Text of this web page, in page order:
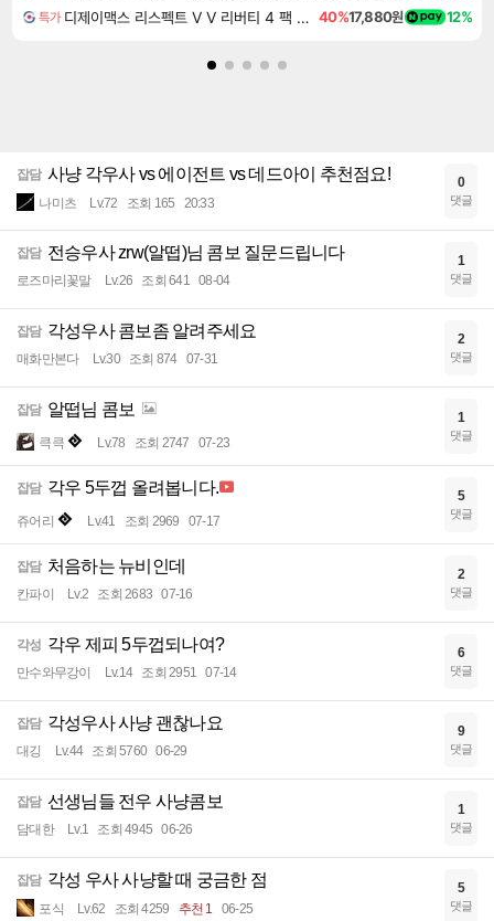
특가 디제이맥스 리스펙트 V V 리버티 4 팩 DJMAX RESPECT V V Liberty 4 Pack DLC 40%17,880원 12%
잡담 사냥 각우사 vs 에이전트 vs 데드아이 추천점요!
나미츠 Lv.72 조회 165 20:33
0
댓글
잡담 전승우사 zrw(알떱)님 콤보 질문드립니다
로즈마리꽃말 Lv.26 조회 641 08-04
1
댓글
잡담 각성우사 콤보좀 알려주세요
매화만본다 Lv.30 조회 874 07-31
2
댓글
잡담 알떱님 콤보
큭큭 Lv.78 조회 2747 07-23
1
댓글
잡담 각우 5두껍 올려봅니다.
쥬어리 Lv.41 조회 2969 07-17
5
댓글
잡담 처음하는 뉴비인데
칸파이 Lv.2 조회 2683 07-16
2
댓글
각성 각우 제피 5두껍되나여?
만수와무강이 Lv.14 조회 2951 07-14
6
댓글
잡담 각성우사 사냥 괜찮나요
대깅 Lv.44 조회 5760 06-29
9
댓글
잡담 선생님들 전우 사냥콤보
담대한 Lv.1 조회 4945 06-26
1
댓글
잡담 각성 우사 사냥할 때 궁금한 점
포식 Lv.62 조회 4259 추천 1 06-25
5
댓글